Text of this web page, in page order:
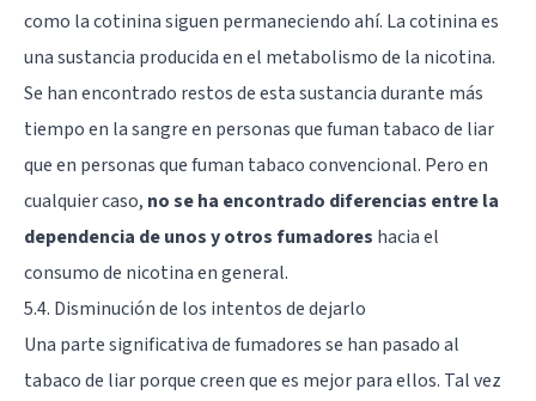
como la cotinina siguen permaneciendo ahí. La cotinina es
una sustancia producida en el metabolismo de la nicotina.
Se han encontrado restos de esta sustancia durante más
tiempo en la sangre en personas que fuman tabaco de liar
que en personas que fuman tabaco convencional. Pero en
cualquier caso, no se ha encontrado diferencias entre la
dependencia de unos y otros fumadores hacia el
consumo de nicotina en general.
5.4. Disminución de los intentos de dejarlo
Una parte significativa de fumadores se han pasado al
tabaco de liar porque creen que es mejor para ellos. Tal vez